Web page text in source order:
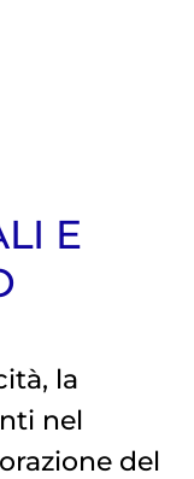
E
la
nel
del